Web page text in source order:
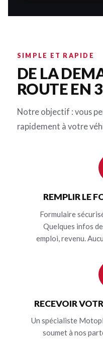
SIMPLE ET RAPIDE
DE LA
ROUTE EN
Notre objectif : vous
rapidement à votre
REMPLIR LE
Formulaire
Quelques infos
emploi, revenu.
RECEVOIR
Un spécialiste
soumet à nos